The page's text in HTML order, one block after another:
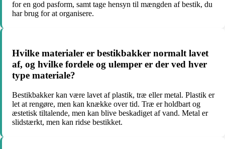
for en god pasform, samt tage hensyn til mængden af bestik, du
har brug for at organisere.
Hvilke materialer er bestikbakker normalt lavet
af, og hvilke fordele og ulemper er der ved hver
type materiale?
Bestikbakker kan være lavet af plastik, træ eller metal. Plastik er
let at rengøre, men kan knække over tid. Træ er holdbart og
æstetisk tiltalende, men kan blive beskadiget af vand. Metal er
slidstærkt, men kan ridse bestikket.